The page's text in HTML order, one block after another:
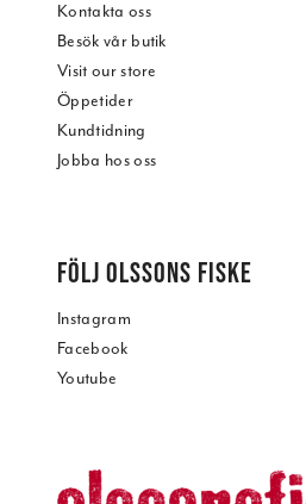
Kontakta oss
Besök vår butik
Visit our store
Öppetider
Kundtidning
Jobba hos oss
FÖLJ OLSSONS FISKE
Instagram
Facebook
Youtube